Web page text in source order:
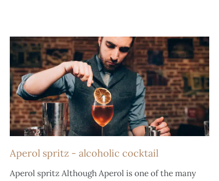
Aperol spritz - alcoholic cocktail
Aperol spritz Although Aperol is one of the many